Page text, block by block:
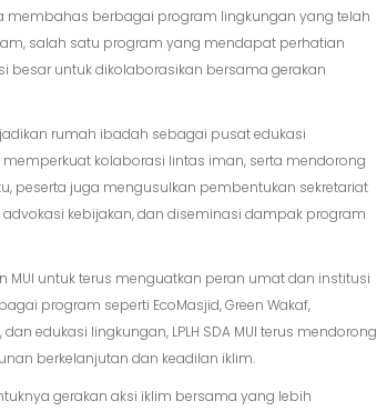
membahas berbagai program lingkungan yang telah
salah satu program yang mendapat perhatian
besar untuk dikolaborasikan bersama gerakan
rumah ibadah sebagai pusat edukasi
kolaborasi lintas iman, serta mendorong
peserta juga mengusulkan pembentukan sekretariat
kebijakan, dan diseminasi dampak program
MUI untuk terus menguatkan peran umat dan institusi
program seperti EcoMasjid, Green Wakaf,
edukasi lingkungan, LPLH SDA MUI terus mendorong
berkelanjutan dan keadilan iklim.
gerakan aksi iklim bersama yang lebih